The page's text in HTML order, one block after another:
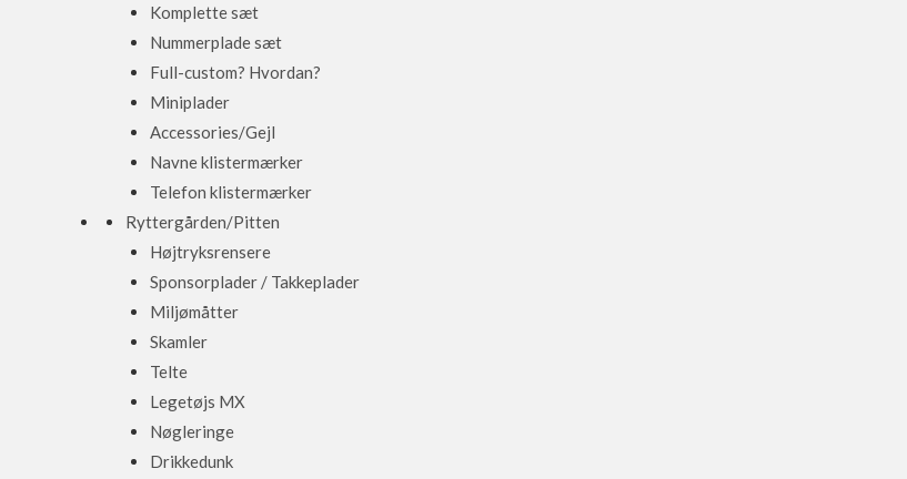
Komplette sæt
Nummerplade sæt
Full-custom? Hvordan?
Miniplader
Accessories/Gejl
Navne klistermærker
Telefon klistermærker
Ryttergården/Pitten
Højtryksrensere
Sponsorplader / Takkeplader
Miljømåtter
Skamler
Telte
Legetøjs MX
Nøgleringe
Drikkedunk